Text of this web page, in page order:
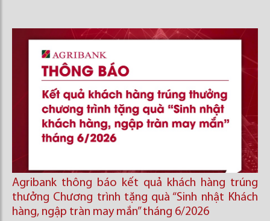
Agribank thông báo kết quả khách hàng trúng
thưởng Chương trình tặng quà “Sinh nhật Khách
hàng, ngập tràn may mắn” tháng 6/2026